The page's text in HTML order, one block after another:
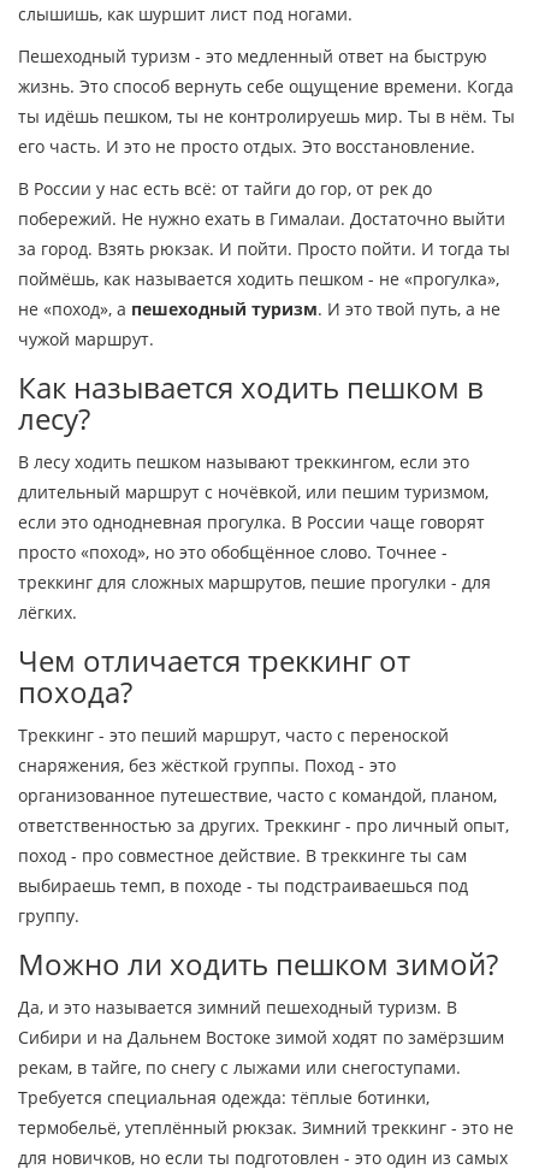
слышишь, как шуршит лист под ногами.
Пешеходный туризм - это медленный ответ на быструю
жизнь. Это способ вернуть себе ощущение времени. Когда
ты идёшь пешком, ты не контролируешь мир. Ты в нём. Ты
его часть. И это не просто отдых. Это восстановление.
В России у нас есть всё: от тайги до гор, от рек до
побережий. Не нужно ехать в Гималаи. Достаточно выйти
за город. Взять рюкзак. И пойти. Просто пойти. И тогда ты
поймёшь, как называется ходить пешком - не «прогулка»,
не «поход», а пешеходный туризм. И это твой путь, а не
чужой маршрут.
Как называется ходить пешком в
лесу?
В лесу ходить пешком называют треккингом, если это
длительный маршрут с ночёвкой, или пешим туризмом,
если это однодневная прогулка. В России чаще говорят
просто «поход», но это обобщённое слово. Точнее -
треккинг для сложных маршрутов, пешие прогулки - для
лёгких.
Чем отличается треккинг от
похода?
Треккинг - это пеший маршрут, часто с переноской
снаряжения, без жёсткой группы. Поход - это
организованное путешествие, часто с командой, планом,
ответственностью за других. Треккинг - про личный опыт,
поход - про совместное действие. В треккинге ты сам
выбираешь темп, в походе - ты подстраиваешься под
группу.
Можно ли ходить пешком зимой?
Да, и это называется зимний пешеходный туризм. В
Сибири и на Дальнем Востоке зимой ходят по замёрзшим
рекам, в тайге, по снегу с лыжами или снегоступами.
Требуется специальная одежда: тёплые ботинки,
термобельё, утеплённый рюкзак. Зимний треккинг - это не
для новичков, но если ты подготовлен - это один из самых